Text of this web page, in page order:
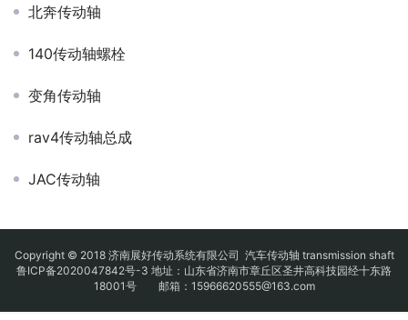
北奔传动轴
140传动轴螺栓
变角传动轴
rav4传动轴总成
JAC传动轴
Copyright © 2018 济南展好传动系统有限公司 汽车传动轴 transmission shaft
鲁ICP备2020047842号-3 地址：山东省济南市章丘区圣井高科技园经十东路
18001号 邮箱：15966620555@163.com